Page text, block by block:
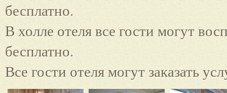
бесплатно.
В холле отеля все гости могут
бесплатно.
Все гости отеля могут заказать